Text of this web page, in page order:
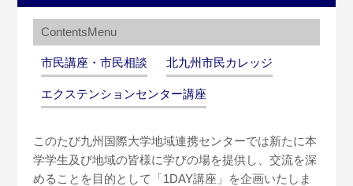
市民講座・市民相談 北九州市民カレッジ
エクステンションセンター講座
このたび九州国際大学地域連携センターでは新たに本
学学生及び地域の皆様に学びの場を提供し、交流を深
めることを目的として「1DAY講座」を企画いたしま